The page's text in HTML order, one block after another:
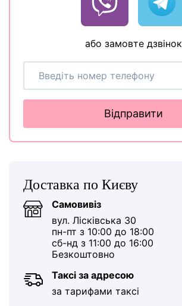
або замовте дзвінок
Відправити
Доставка по Києву
Самовивіз
вул. Лісківська 30
пн-пт з 10:00 до 18:00
сб-нд з 11:00 до 16:00
Безкоштовно
Таксі за адресою
за тарифами таксі